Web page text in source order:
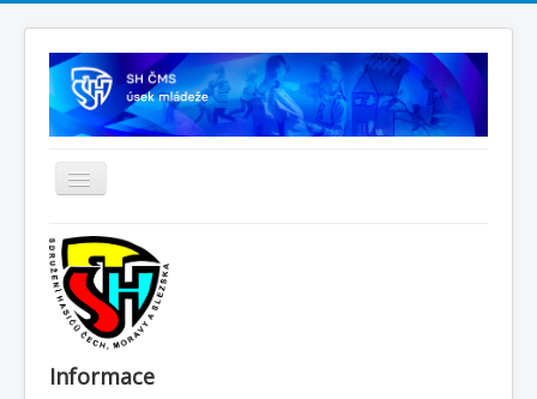
Informace